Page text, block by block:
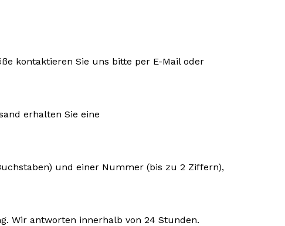
kontaktieren Sie uns bitte per E-Mail oder
erhalten Sie eine
und einer Nummer (bis zu 2 Ziffern),
Wir antworten innerhalb von 24 Stunden.